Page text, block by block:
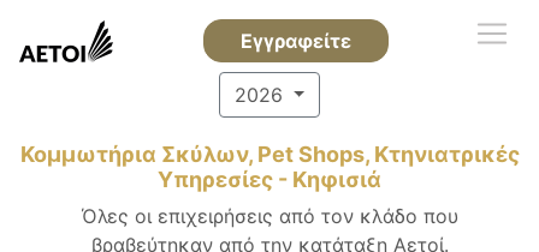
Εγγραφείτε
2026
Κομμωτήρια Σκύλων, Pet Shops, Κτηνιατρικές
Υπηρεσίες - Κηφισιά
Όλες οι επιχειρήσεις από τον κλάδο που
βραβεύτηκαν από την κατάταξη Αετοί.